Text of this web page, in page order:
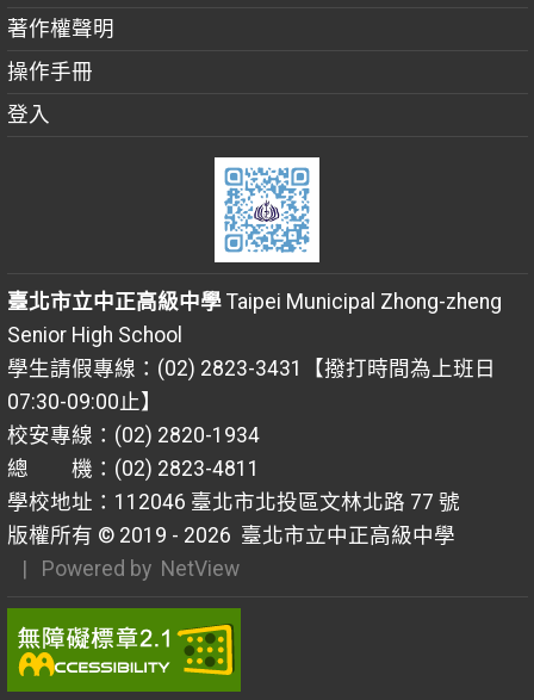
著作權聲明
操作手冊
登入
臺北市立中正高級中學Taipei Municipal Zhong-zheng
Senior High School
學生請假專線：(02) 2823-3431【撥打時間為上班日
07:30-09:00止】
校安專線：(02) 2820-1934
總 機：(02) 2823-4811
學校地址：112046 臺北市北投區文林北路 77 號
版權所有 © 2019 - 2026 臺北市立中正高級中學
| Powered by NetView